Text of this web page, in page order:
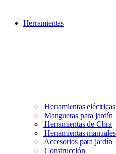
Herramientas
Herramientas eléctricas
Mangueras para jardín
Herramientas de Obra
Herramientas manuales
Accesorios para jardín
Construcción